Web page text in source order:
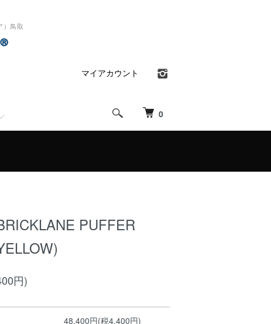
）鳥取
0
マイアカウント
PUFFER
円)
48,400円(税4,400円)